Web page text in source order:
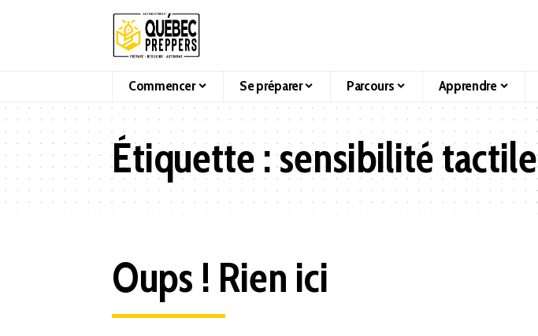
Commencer Se préparer Parcours Apprendre
Étiquette :sensibilité tactile
Oups ! Rien ici